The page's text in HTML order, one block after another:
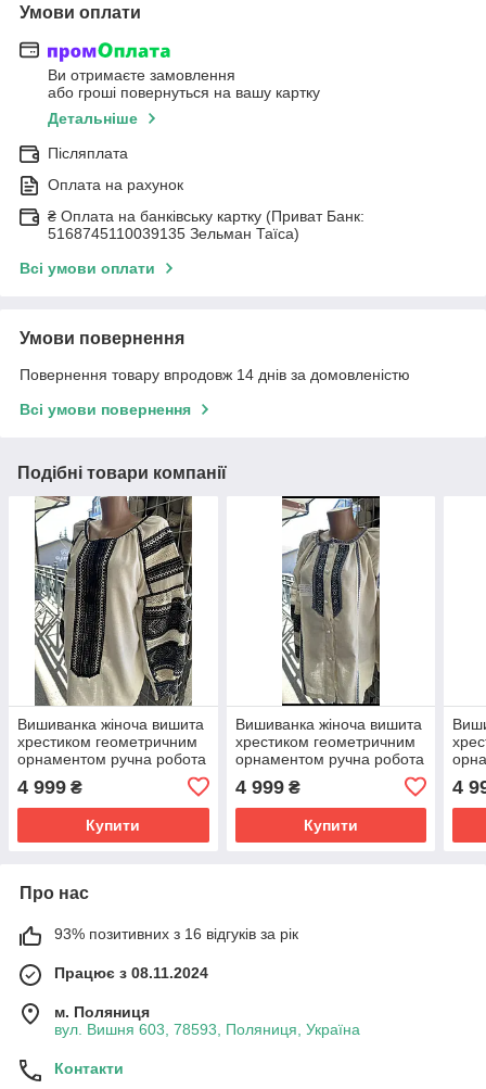
Умови оплати
Ви отримаєте замовлення
або гроші повернуться на вашу картку
Детальніше
Післяплата
Оплата на рахунок
₴ Оплата на банківську картку (Приват Банк:
5168745110039135 Зельман Таїса)
Всі умови оплати
Умови повернення
Повернення товару впродовж 14 днів за домовленістю
Всі умови повернення
Подібні товари компанії
Вишиванка жіноча вишита
хрестиком геометричним
орнаментом ручна робота
4 999 ₴
Купити
Вишиванка жіноча вишита
хрестиком геометричним
орнаментом ручна робота
4 999₴
Купити
4
Про нас
93% позитивних з 16 відгуків за рік
Працює з 08.11.2024
м. Поляниця
вул. Вишня 603, 78593, Поляниця, Україна
Контакти